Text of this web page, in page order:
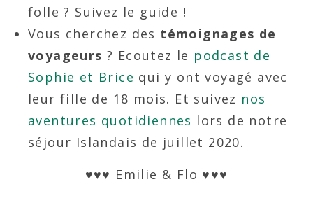
folle ? Suivez le guide !
Vous cherchez des témoignages de
voyageurs ? Ecoutez le podcast de
Sophie et Brice qui y ont voyagé avec
leur fille de 18 mois. Et suivez nos
aventures quotidiennes lors de notre
séjour Islandais de juillet 2020.
♥♥♥ Emilie & Flo ♥♥♥